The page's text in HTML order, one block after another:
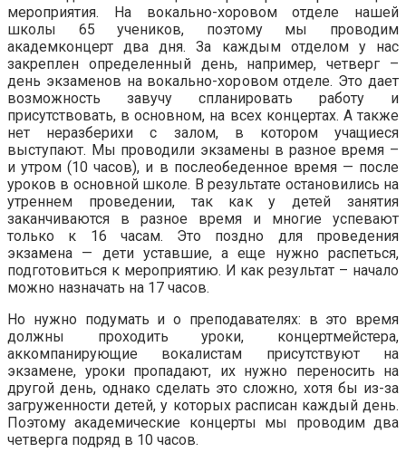
мероприятия. На вокально-хоровом отделе нашей
школы 65 учеников, поэтому мы проводим
академконцерт два дня. За каждым отделом у нас
закреплен определенный день, например, четверг –
день экзаменов на вокально-хоровом отделе. Это дает
возможность завучу спланировать работу и
присутствовать, в основном, на всех концертах. А также
нет неразберихи с залом, в котором учащиеся
выступают. Мы проводили экзамены в разное время –
и утром (10 часов), и в послеобеденное время — после
уроков в основной школе. В результате остановились на
утреннем проведении, так как у детей занятия
заканчиваются в разное время и многие успевают
только к 16 часам. Это поздно для проведения
экзамена — дети уставшие, а еще нужно распеться,
подготовиться к мероприятию. И как результат – начало
можно назначать на 17 часов.
Но нужно подумать и о преподавателях: в это время
должны проходить уроки, концертмейстера,
аккомпанирующие вокалистам присутствуют на
экзамене, уроки пропадают, их нужно переносить на
другой день, однако сделать это сложно, хотя бы из-за
загруженности детей, у которых расписан каждый день.
Поэтому академические концерты мы проводим два
четверга подряд в 10 часов.